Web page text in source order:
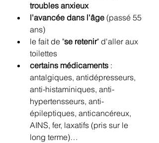
troubles anxieux
l'avancée dans l'âge (passé 55
ans)
le fait de "se retenir" d'aller aux
toilettes
certains médicaments :
antalgiques, antidépresseurs,
anti-histaminiques, anti-
hypertensseurs, anti-
épileptiques, anticancéreux,
AINS, fer, laxatifs (pris sur le
long terme)…